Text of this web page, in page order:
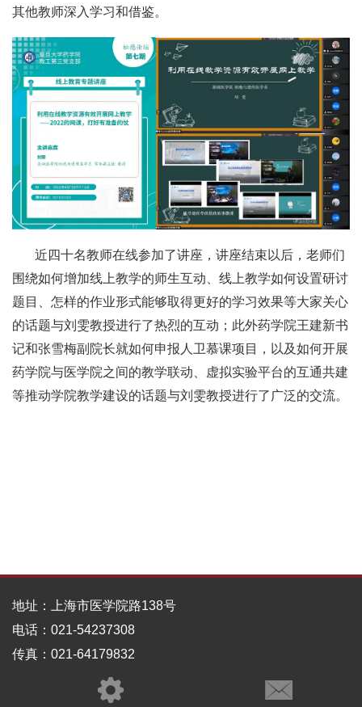
其他教师深入学习和借鉴。
近四十名教师在线参加了讲座，讲座结束以后，老师们
围绕如何增加线上教学的师生互动、线上教学如何设置研讨
题目、怎样的作业形式能够取得更好的学习效果等大家关心
的话题与刘雯教授进行了热烈的互动；此外药学院王建新书
记和张雪梅副院长就如何申报人卫慕课项目，以及如何开展
药学院与医学院之间的教学联动、虚拟实验平台的互通共建
等推动学院教学建设的话题与刘雯教授进行了广泛的交流。
地址：上海市医学院路138号
电话：021-54237308
传真：021-64179832